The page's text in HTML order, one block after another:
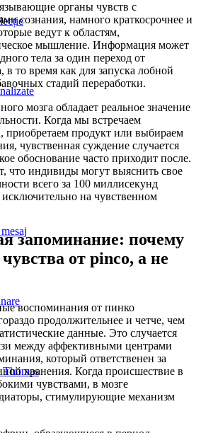
органы чувств с
сознания, намного краткосрочнее и
ведут к областям,
мышление. Информация может
тела за один переход от
то время как для запуска лобной
стадий переработки.
мозга обладает реальное значение
Когда мы встречаем
приобретаем продукт или выбираем
чувственная суждение случается
обоснование часто приходит после.
что индивиды могут выяснить свое
всего за 100 миллисекунд
на чувственном
запоминание: почему
от pinco, а не
воспоминания от пинко
продолжительнее и четче, чем
данные. Это случается
между аффективными центрами
который ответственен за
хранения. Когда происшествие в
чувствами, в мозге
стимулирующие механизм